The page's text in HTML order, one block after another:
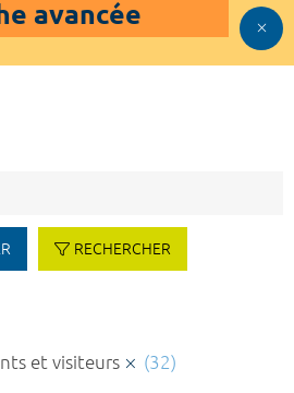
avancée
RECHERCHER
et visiteurs (32)